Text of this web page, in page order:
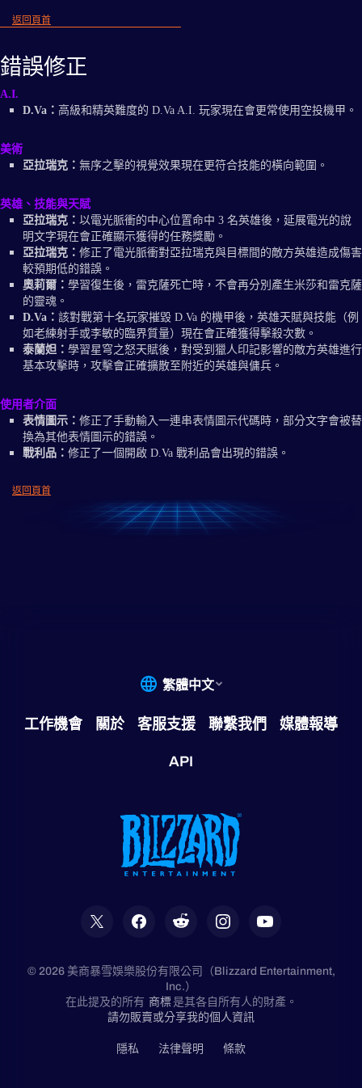
返回頁首
錯誤修正
A.I.
D.Va： 高級和精英難度的 D.Va A.I. 玩家現在會更常使用空投機甲。
美術
亞拉瑞克： 無序之擊的視覺效果現在更符合技能的橫向範圍。
英雄、技能與天賦
亞拉瑞克： 以電光脈衝的中心位置命中 3 名英雄後，延展電光的說
明文字現在會正確顯示獲得的任務獎勵。
亞拉瑞克： 修正了電光脈衝對亞拉瑞克與目標間的敵方英雄造成傷害
較預期低的錯誤。
奧莉爾： 學習復生後，雷克薩死亡時，不會再分別產生米莎和雷克薩
的靈魂。
D.Va： 該對戰第十名玩家摧毀 D.Va 的機甲後，英雄天賦與技能（例
如老練射手或李敏的臨界質量）現在會正確獲得擊殺次數。
泰蘭妲： 學習星穹之怒天賦後，對受到獵人印記影響的敵方英雄進行
基本攻擊時，攻擊會正確擴散至附近的英雄與傭兵。
使用者介面
表情圖示： 修正了手動輸入一連串表情圖示代碼時，部分文字會被替
換為其他表情圖示的錯誤。
戰利品： 修正了一個開啟 D.Va 戰利品會出現的錯誤。
返回頁首